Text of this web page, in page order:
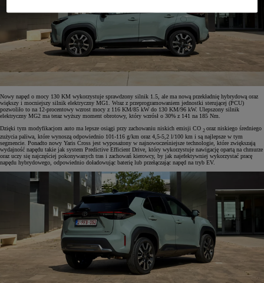
Nowy napęd o mocy 130 KM wykorzystuje sprawdzony silnik 1.5, ale ma nową przekładnię hybrydową oraz
większy i mocniejszy silnik elektryczny MG1. Wraz z przeprogramowaniem jednostki sterującej (PCU)
pozwoliło to na 12-procentowy wzrost mocy z 116 KM/85 kW do 130 KM/96 kW. Ulepszony silnik
elektryczny MG2 ma teraz wyższy moment obrotowy, który wzrósł o 30% z 141 na 185 Nm.
Dzięki tym modyfikacjom auto ma lepsze osiągi przy zachowaniu niskich emisji CO 2 oraz niskiego średniego
zużycia paliwa, które wynoszą odpowiednio 101-116 g/km oraz 4,5-5,2 l/100 km i są najlepsze w tym
segmencie. Ponadto nowy Yaris Cross jest wyposażony w najnowocześniejsze technologie, które zwiększają
wydajność napędu takie jak system Predictive Efficient Drive, który wykorzystuje nawigację opartą na chmurze
oraz uczy się najczęściej pokonywanych tras i zachowań kierowcy, by jak najefektywniej wykorzystać pracę
napędu hybrydowego, odpowiednio doładowując baterię lub przełączając napęd na tryb EV.